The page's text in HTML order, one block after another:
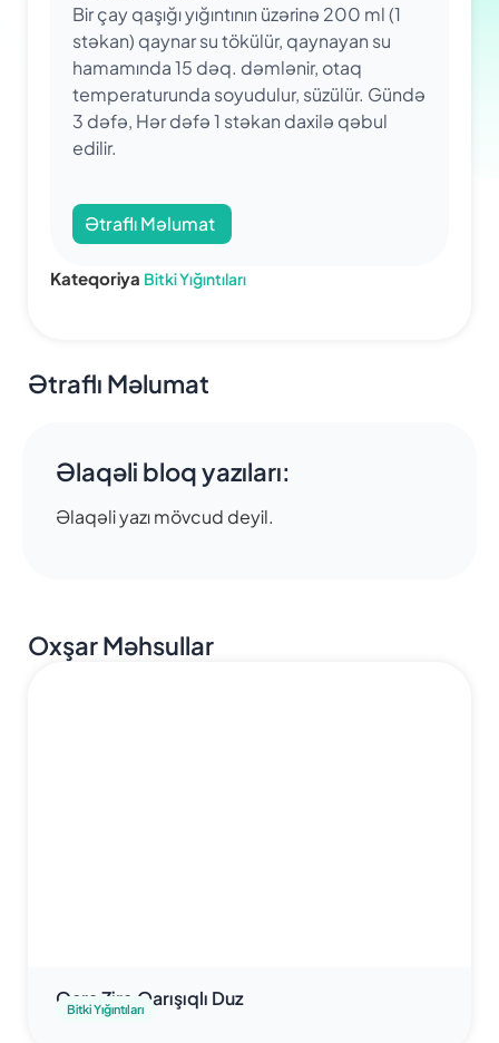
Bir çay qaşığı yığıntının üzərinə 200 ml (1
stəkan) qaynar su tökülür, qaynayan su
hamamında 15 dəq. dəmlənir, otaq
temperaturunda soyudulur, süzülür. Gündə
3 dəfə, Hər dəfə 1 stəkan daxilə qəbul
edilir.
Ətraflı Məlumat
Kateqoriya Bitki Yığıntıları
Ətraflı Məlumat
Əlaqəli bloq yazıları:
Əlaqəli yazı mövcud deyil.
Oxşar Məhsullar
Qara Zirə Qarışıqlı Duz
Bitki Yığıntıları